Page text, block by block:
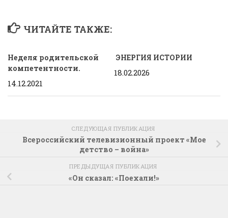
ЧИТАЙТЕ ТАКЖЕ:
Неделя родительской
компетентности.
14.12.2021
ЭНЕРГИЯ ИСТОРИИ
18.02.2026
СЛЕДУЮЩАЯ ПУБЛИКАЦИЯ
Всероссийский телевизионный проект «Мое
детство – война»
ПРЕДЫДУЩАЯ ПУБЛИКАЦИЯ
«Он сказал: «Поехали!»